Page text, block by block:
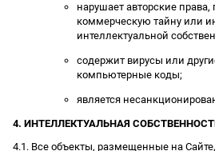
нарушает авторские
коммерческую тайну или
интеллектуальной
содержит вирусы или
компьютерные коды;
является
4. ИНТЕЛЛЕКТУАЛЬНАЯ
4.1. Все объекты, размещенные на